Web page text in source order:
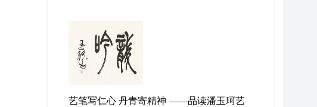
艺笔写仁心 丹青寄精神 ——品读潘玉珂艺